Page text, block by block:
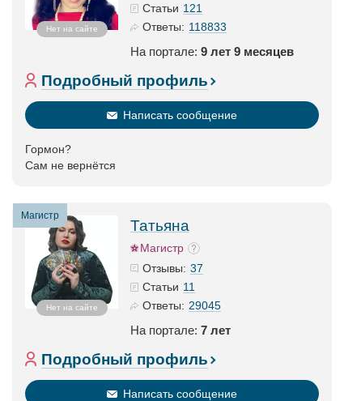
Нет на сайте
Статьи 121
Ответы: 118833
На портале: 9 лет 9 месяцев
Подробный профиль
Написать сообщение
Гормон?
Сам не вернётся
Магистр
Нет на сайте
Татьяна
Магистр
Отзывы: 37
Статьи 11
Ответы: 29045
На портале: 7 лет
Подробный профиль
Написать сообщение